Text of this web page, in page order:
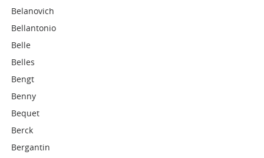
Belanovich
Bellantonio
Belle
Belles
Bengt
Benny
Bequet
Berck
Bergantin